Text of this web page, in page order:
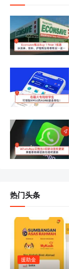
热门头条
援助金